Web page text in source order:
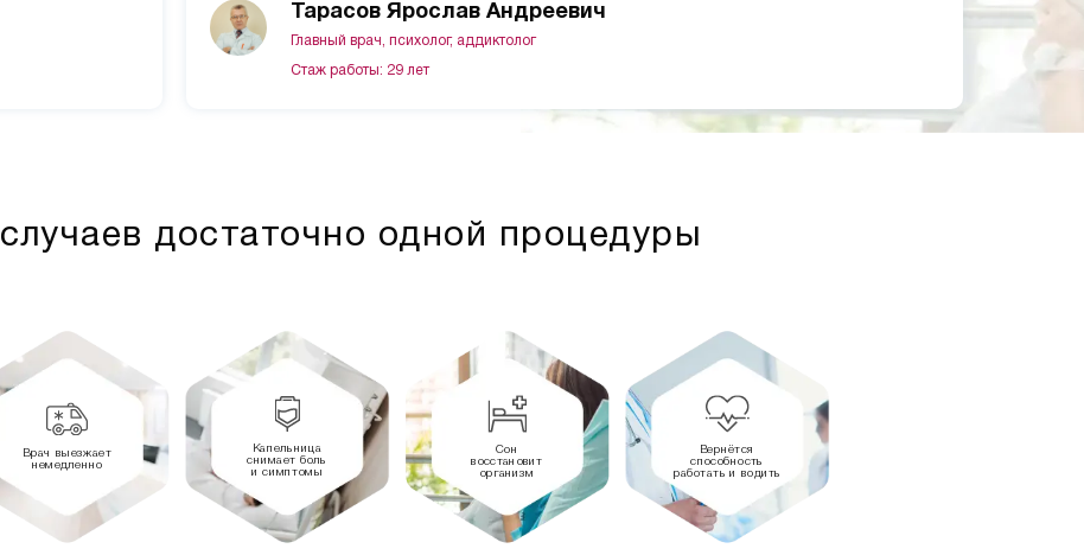
Тарасов Ярослав Андреевич
Главный врач, психолог, аддиктолог
Стаж работы: 29 лет
случаев достаточно одной процедуры
Врач выезжает
немедленно
Капельница
снимает боль
и симптомы
Сон
восстановит
организм
Вернётся
способность
работать и водить